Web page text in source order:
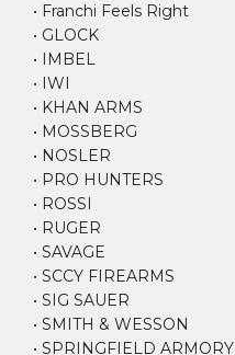
• Franchi Feels Right
• GLOCK
• IMBEL
• IWI
• KHAN ARMS
• MOSSBERG
• NOSLER
• PRO HUNTERS
• ROSSI
• RUGER
• SAVAGE
• SCCY FIREARMS
• SIG SAUER
• SMITH & WESSON
• SPRINGFIELD ARMORY